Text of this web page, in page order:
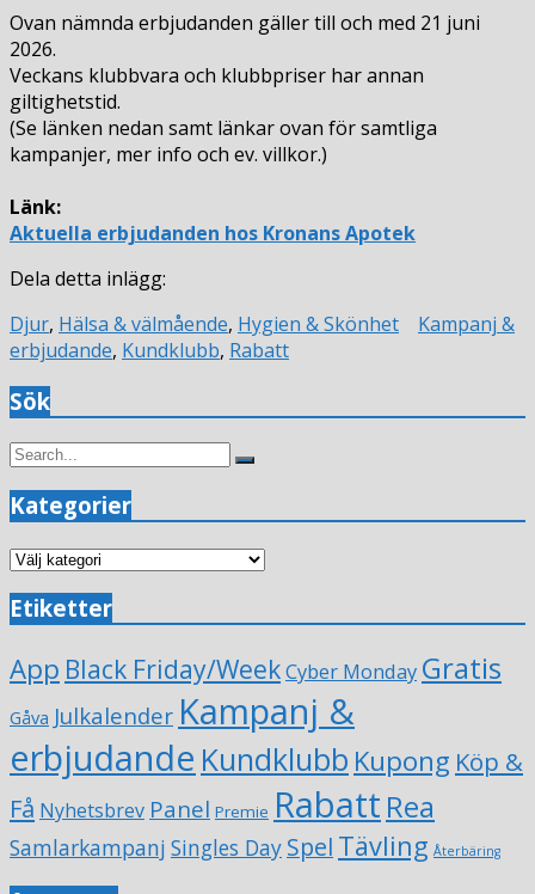
Ovan nämnda erbjudanden gäller till och med 21 juni
2026.
Veckans klubbvara och klubbpriser har annan
giltighetstid.
(Se länken nedan samt länkar ovan för samtliga
kampanjer, mer info och ev. villkor.)
Länk:
Aktuella erbjudanden hos Kronans Apotek
Dela detta inlägg:
Djur, Hälsa & välmående, Hygien & Skönhet
Kampanj &
erbjudande, Kundklubb, Rabatt
Sök
Search
Search
Kategorier
Kategorier
Etiketter
App Black Friday/WeekCyber Monday Gratis
Gåva Julkalender Kampanj &
erbjudande Kundklubb Kupong Köp &
Få Nyhetsbrev Panel Premie Rabatt Rea
Samlarkampanj Singles Day Spel Tävling Återbäring